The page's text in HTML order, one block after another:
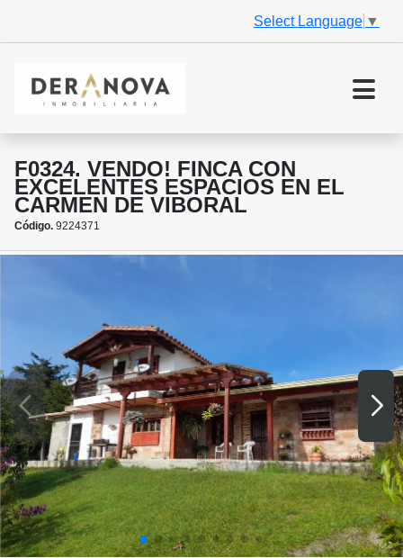
Select Language ▼
F0324. VENDO! FINCA CON
EXCELENTES ESPACIOS EN EL
CARMEN DE VIBORAL
Código. 9224371